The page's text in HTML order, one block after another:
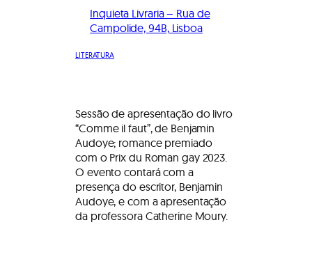
Inquieta Livraria – Rua de
Campolide, 94B, Lisboa
LITERATURA
Sessão de apresentação do livro
“Comme il faut”, de Benjamin
Audoye; romance premiado
com o Prix du Roman gay 2023.
O evento contará com a
presença do escritor, Benjamin
Audoye, e com a apresentação
da professora Catherine Moury.